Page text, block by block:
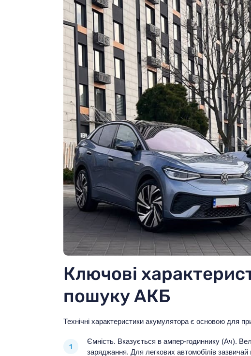
Ключові
пошуку АКБ
Технічні характеристики акумулятора є основою для
Ємність. Вказується в ампер-годиннику (Ач).
заряджання. Для легкових автомобілів